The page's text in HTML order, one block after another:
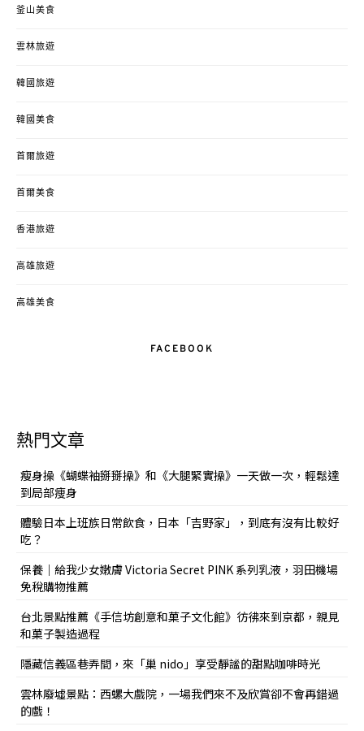
釜山美食
雲林旅遊
韓國旅遊
韓國美食
首爾旅遊
首爾美食
香港旅遊
高雄旅遊
高雄美食
FACEBOOK
熱門文章
瘦身操《蝴蝶袖掰掰操》和《大腿緊實操》一天做一次，輕鬆達
到局部痩身
體驗日本上班族日常飲食，日本「吉野家」，到底有沒有比較好
吃？
保養｜給我少女嫩膚 Victoria Secret PINK 系列乳液，羽田機場
免稅購物推薦
台北景點推薦《手信坊創意和菓子文化館》彷彿來到京都，親見
和菓子製造過程
隱藏信義區巷弄間，來「巢 nido」享受靜謐的甜點咖啡時光
雲林廢墟景點：西螺大戲院，一場我們來不及欣賞卻不會再錯過
的戲！